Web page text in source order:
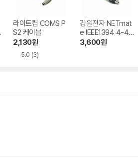
라이트컴 COMS P
S2 케이블
2,130원
5.0 (3)
강원전자 NETmat
e IEEE1394 4-4
케이블
3,600원